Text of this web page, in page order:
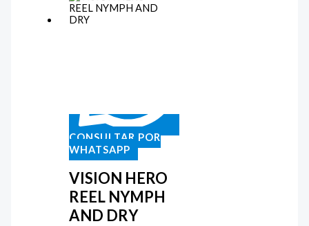
CONSULTAR POR
WHATSAPP
VISION HERO
REEL NYMPH
AND DRY